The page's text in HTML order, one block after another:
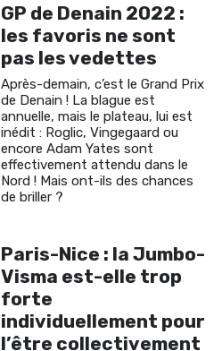
GP de Denain 2022 :
les favoris ne sont
pas les vedettes
Après-demain, c’est le Grand Prix
de Denain ! La blague est
annuelle, mais le plateau, lui est
inédit : Roglic, Vingegaard ou
encore Adam Yates sont
effectivement attendu dans le
Nord ! Mais ont-ils des chances
de briller ?
Paris-Nice : la Jumbo-
Visma est-elle trop
forte
individuellement pour
l’être collectivement